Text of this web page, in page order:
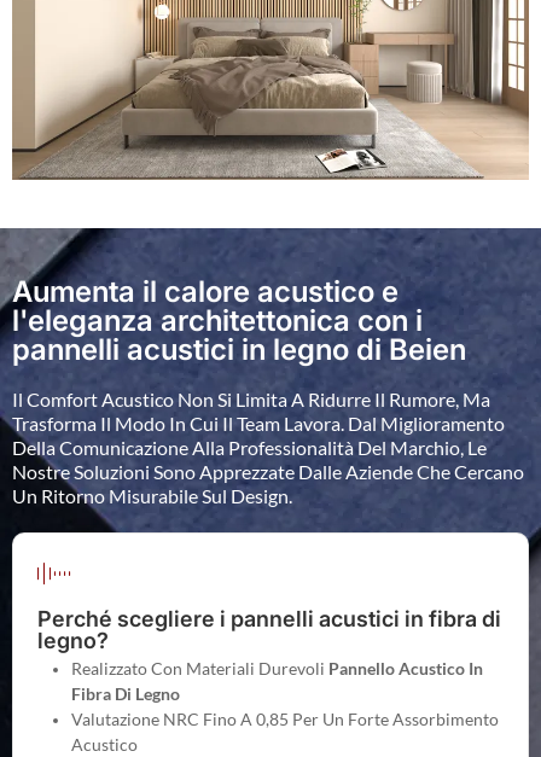
Aumenta il calore acustico e
l'eleganza architettonica con i
pannelli acustici in legno di Beien
Il Comfort Acustico Non Si Limita A Ridurre Il Rumore, Ma
Trasforma Il Modo In Cui Il Team Lavora. Dal Miglioramento
Della Comunicazione Alla Professionalità Del Marchio, Le
Nostre Soluzioni Sono Apprezzate Dalle Aziende Che Cercano
Un Ritorno Misurabile Sul Design.
Perché scegliere i pannelli acustici in fibra di
legno?
Realizzato Con Materiali Durevoli Pannello Acustico In
Fibra Di Legno
Valutazione NRC Fino A 0,85 Per Un Forte Assorbimento
Acustico